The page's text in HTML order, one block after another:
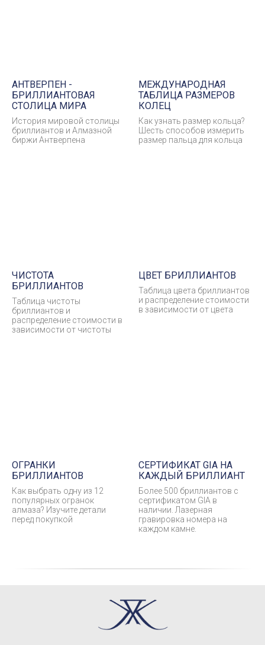
АНТВЕРПЕН -
БРИЛЛИАНТОВАЯ
СТОЛИЦА МИРА
История мировой столицы
бриллиантов и Алмазной
биржи Антверпена
МЕЖДУНАРОДНАЯ
ТАБЛИЦА РАЗМЕРОВ
КОЛЕЦ
Как узнать размер кольца?
Шесть способов измерить
размер пальца для кольца
ЧИСТОТА
БРИЛЛИАНТОВ
Таблица чистоты
бриллиантов и
распределение стоимости в
зависимости от чистоты
ЦВЕТ БРИЛЛИАНТОВ
Таблица цвета бриллиантов
и распределение стоимости
в зависимости от цвета
ОГРАНКИ
БРИЛЛИАНТОВ
Как выбрать одну из 12
популярных огранок
алмаза? Изучите детали
перед покупкой
СЕРТИФИКАТ GIA НА
КАЖДЫЙ БРИЛЛИАНТ
Более 500 бриллиантов с
сертификатом GIA в
наличии. Лазерная
гравировка номера на
каждом камне.